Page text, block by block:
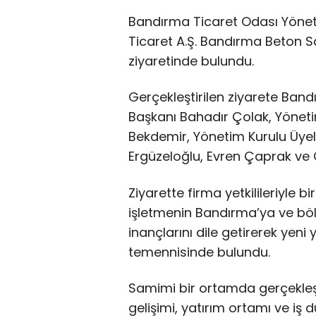
Bandırma Ticaret Odası
Ticaret A.Ş. Bandırma Beton
ziyaretinde bulundu.
Gerçekleştirilen ziyarete
Başkanı Bahadır Çolak,
Bekdemir, Yönetim Kurulu
Ergüzeloğlu, Evren Çaprak ve
Ziyarette firma yetkilileriyle
işletmenin Bandırma’ya ve
inançlarını dile getirerek yeni
temennisinde bulundu.
Samimi bir ortamda
gelişimi, yatırım ortamı ve iş